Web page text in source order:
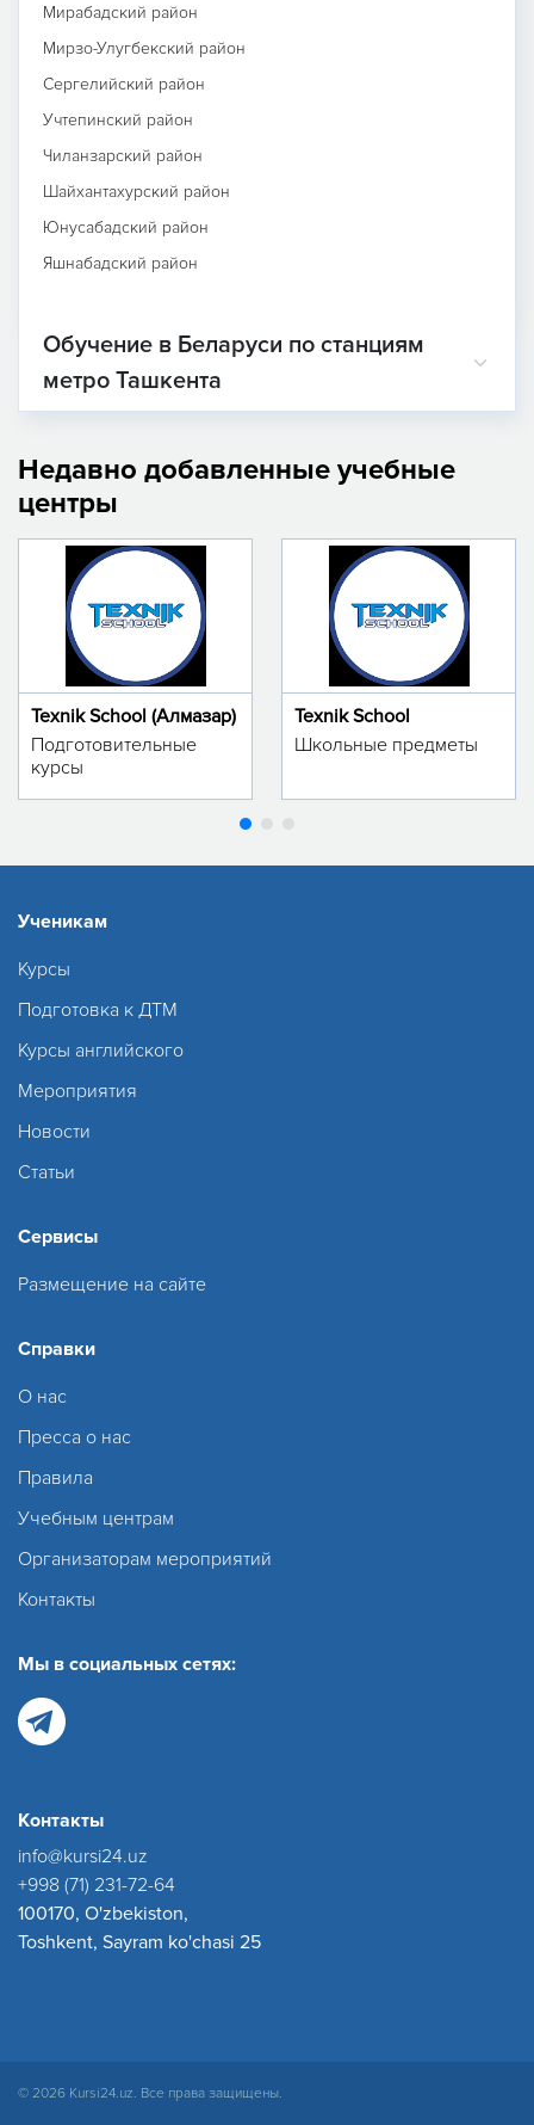
Мирабадский район
Мирзо-Улугбекский район
Сергелийский район
Учтепинский район
Чиланзарский район
Шайхантахурский район
Юнусабадский район
Яшнабадский район
Обучение в Беларуси по станциям
метро Ташкента
Недавно добавленные учебные
центры
Texnik School (Алмазар)
Подготовительные
курсы
Texnik School
Школьные предметы
Ученикам
Курсы
Подготовка к ДТМ
Курсы английского
Мероприятия
Новости
Статьи
Сервисы
Размещение на сайте
Справки
О нас
Пресса о нас
Правила
Учебным центрам
Организаторам мероприятий
Контакты
Мы в социальных сетях:
Контакты
info@kursi24.uz
+998 (71) 231-72-64
100170, O'zbekiston,
Toshkent, Sayram ko'chasi 25
© 2026 Kursi24.uz. Все права защищены.